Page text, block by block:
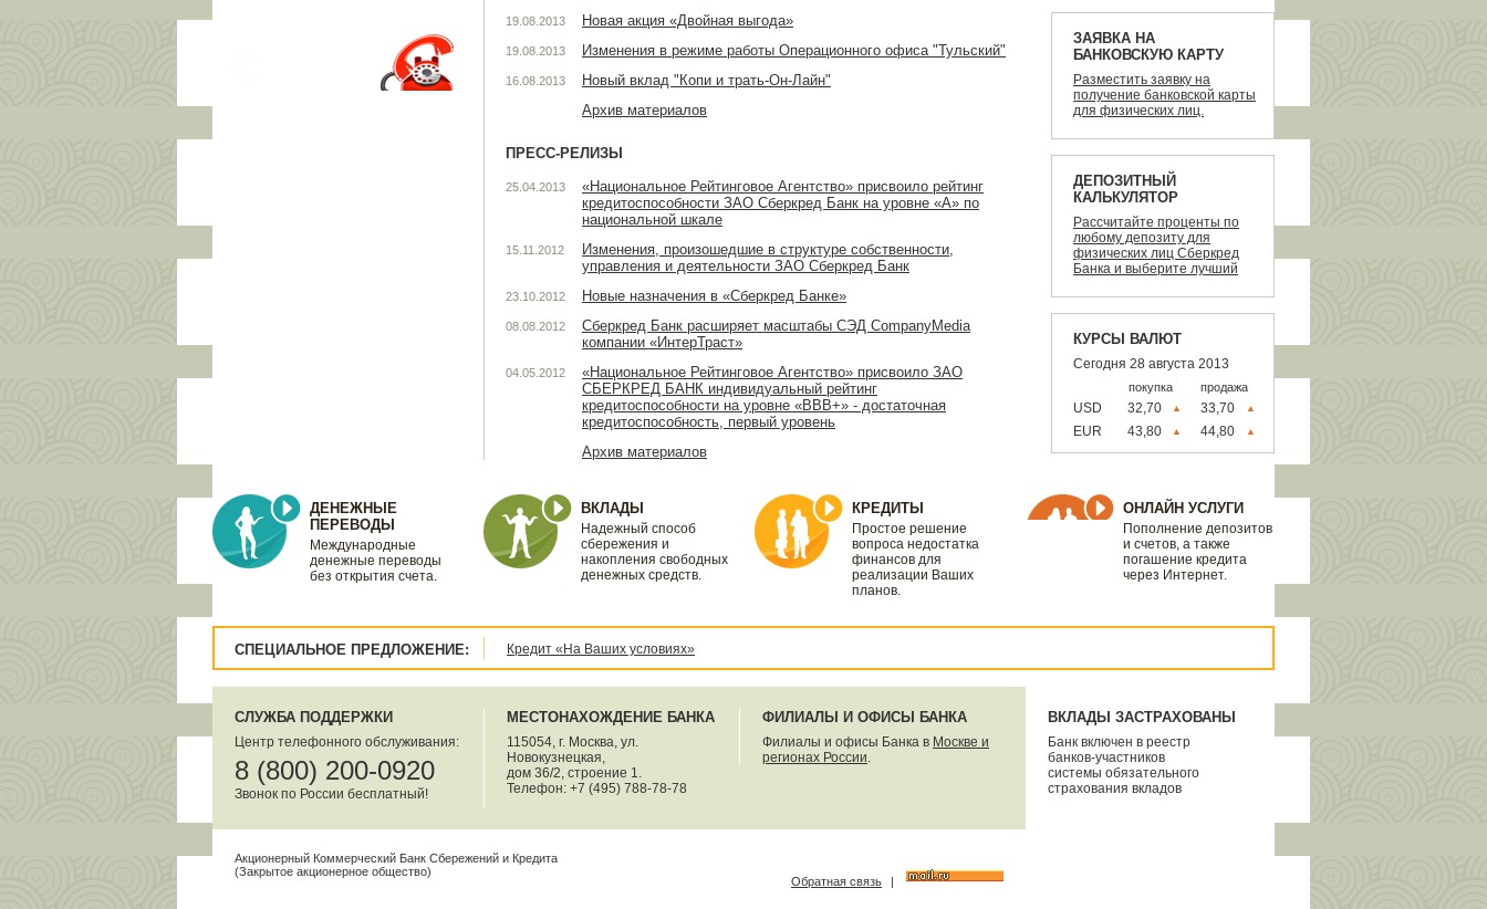
Санкт-Петербург
Владимир
Липецк
Нижний Новгород
19.08.2013 Новая акция «Двойная выгода»
19.08.2013 Изменения в режиме работы Операционного офиса "Тульский"
16.08.2013
Новый вклад "Копи и трать-Он-Лайн"
Архив материалов
ПРЕСС-РЕЛИЗЫ
25.04.2013
«Национальное Рейтинговое Агентство» присвоило рейтинг
кредитоспособности ЗАО Сберкред Банк на уровне «А» по
национальной шкале
15.11.2012
Изменения, произошедшие в структуре собственности,
управления и деятельности ЗАО Сберкред Банк
23.10.2012 Новые назначения в «Сберкред Банке»
08.08.2012
Сберкред Банк расширяет масштабы СЭД CompanyMedia
компании «ИнтерТраст»
04.05.2012
«Национальное Рейтинговое Агентство» присвоило ЗАО
СБЕРКРЕД БАНК индивидуальный рейтинг
кредитоспособности на уровне «ВВВ+» - достаточная
кредитоспособность, первый уровень
Архив материалов
ЗАЯВКА НА
БАНКОВСКУЮ КАРТУ
Разместить заявку на
получение банковской карты
для физических лиц.
ДЕПОЗИТНЫЙ
КАЛЬКУЛЯТОР
Рассчитайте проценты по
любому депозиту для
физических лиц Сберкред
Банка и выберите лучший
КУРСЫ ВАЛЮТ
Сегодня 28 августа 2013
покупка продажа
USD 32,70 ▲ 33,70 ▲
EUR 43,80 ▲ 44,80 ▲
ДЕНЕЖНЫЕ
ПЕРЕВОДЫ
Международные
денежные переводы
без открытия счета.
ВКЛАДЫ
Надежный способ
сбережения и
накопления свободных
денежных средств.
КРЕДИТЫ
Простое решение
вопроса недостатка
финансов для
реализации Ваших
планов.
ОНЛАЙН УСЛУГИ
Пополнение депозитов
и счетов, а также
погашение кредита
через Интернет.
СПЕЦИАЛЬНОЕ ПРЕДЛОЖЕНИЕ: Кредит «На Ваших условиях»
СЛУЖБА ПОДДЕРЖКИ
Центр телефонного обслуживания:
8 (800) 200-0920
Звонок по России бесплатный!
МЕСТОНАХОЖДЕНИЕ БАНКА
115054, г. Москва, ул.
Новокузнецкая,
дом 36/2, строение 1.
Телефон: +7 (495) 788-78-78
ФИЛИАЛЫ И ОФИСЫ БАНКА
Филиалы и офисы Банка в Москве и
регионах России.
ВКЛАДЫ ЗАСТРАХОВАНЫ
Банк включен в реестр
банков-участников
системы обязательного
страхования вкладов
Акционерный Коммерческий Банк Сбережений и Кредита
(Закрытое акционерное общество)
Обратная связь |